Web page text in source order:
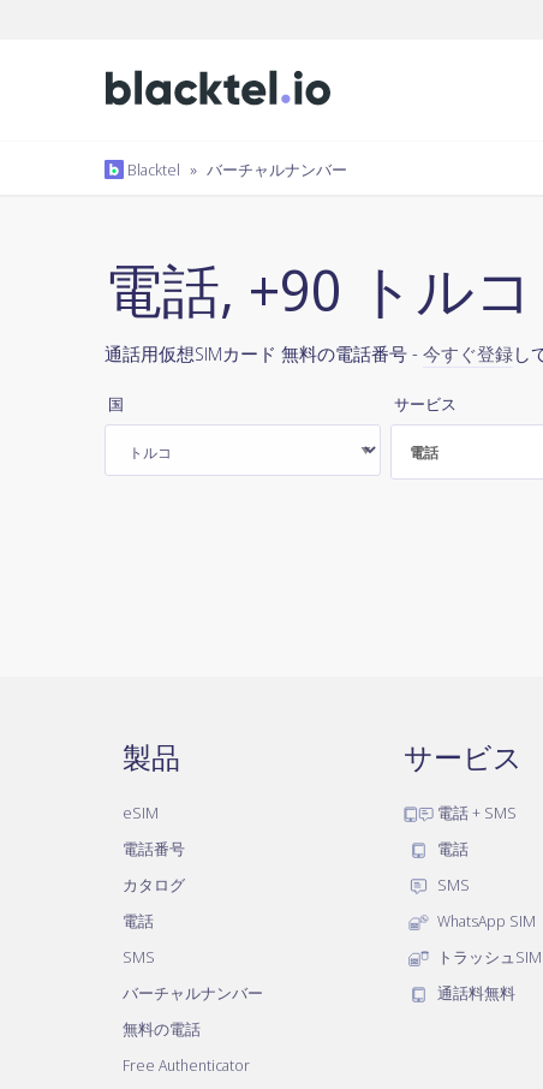
Blacktel » バーチャルナンバー
電話, +90 トルコ
通話用仮想SIMカード 無料の電話番号 - 今すぐ登録し
国 サービス
電話
製品
eSIM
電話番号
カタログ
電話
SMS
バーチャルナンバー
無料の電話
Free Authenticator
サービス
電話 + SMS
電話
SMS
WhatsApp SIM
トラッシュSIM
通話料無料